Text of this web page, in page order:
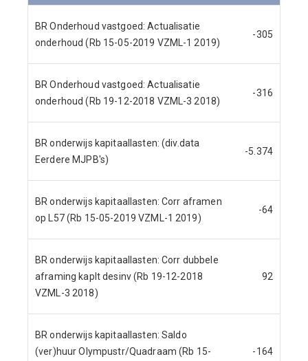
BR Onderhoud vastgoed: Actualisatie
onderhoud (Rb 15-05-2019 VZML-1 2019)
-305
BR Onderhoud vastgoed: Actualisatie
onderhoud (Rb 19-12-2018 VZML-3 2018)
-316
BR onderwijs kapitaallasten: (div.data
Eerdere MJPB's)
-5.374
BR onderwijs kapitaallasten: Corr aframen
op L57 (Rb 15-05-2019 VZML-1 2019)
-64
BR onderwijs kapitaallasten: Corr dubbele
aframing kaplt desinv (Rb 19-12-2018
VZML-3 2018)
92
BR onderwijs kapitaallasten: Saldo
(ver)huur Olympustr/Quadraam (Rb 15-
-164